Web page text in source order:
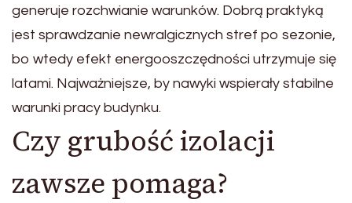
generuje rozchwianie warunków. Dobrą praktyką
jest sprawdzanie newralgicznych stref po sezonie,
bo wtedy efekt energooszczędności utrzymuje się
latami. Najważniejsze, by nawyki wspierały stabilne
warunki pracy budynku.
Czy grubość izolacji
zawsze pomaga?